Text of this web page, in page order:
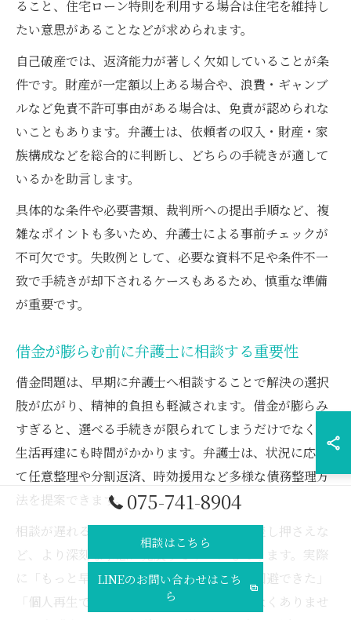
ること、住宅ローン特則を利用する場合は住宅を維持し
たい意思があることなどが求められます。
自己破産では、返済能力が著しく欠如していることが条
件です。財産が一定額以上ある場合や、浪費・ギャンブ
ルなど免責不許可事由がある場合は、免責が認められな
いこともあります。弁護士は、依頼者の収入・財産・家
族構成などを総合的に判断し、どちらの手続きが適して
いるかを助言します。
具体的な条件や必要書類、裁判所への提出手順など、複
雑なポイントも多いため、弁護士による事前チェックが
不可欠です。失敗例として、必要な資料不足や条件不一
致で手続きが却下されるケースもあるため、慎重な準備
が重要です。
借金が膨らむ前に弁護士に相談する重要性
借金問題は、早期に弁護士へ相談することで解決の選択
肢が広がり、精神的負担も軽減されます。借金が膨らみ
すぎると、選べる手続きが限られてしまうだけでなく、
生活再建にも時間がかかります。弁護士は、状況に応じ
て任意整理や分割返済、時効援用など多様な債務整理方
法を提案できます。
相談が遅れると、裁判所からの督促や給与差し押さえな
ど、より深刻な事態に発展するリスクもあります。実際
に「もっと早く相談していれば自己破産を回避できた」
「個人再生で家を守れた」という事例も少なくありませ
075-741-8904
相談はこちら
LINEのお問い合わせはこち
ら